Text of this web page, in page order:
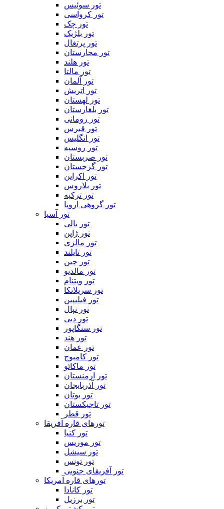
تور سوئیس
تور کرواسی
تور چک
تور بلژیک
تور پرتغال
تور مجارستان
تور هلند
تور مالتا
تور آلمان
تور اتریش
تور لهستان
تور بلغارستان
تور رومانی
تور قبرس
تور انگلیس
تور روسیه
تور صربستان
تور گرجستان
تور اکراین
تور بلاروس
تور ترکیه
تور گروهی اروپا
تور آسیا
تور بالی
تور ژاپن
تور مالزی
تور تایلند
تور چین
تور مالدیو
تور ویتنام
تور سریلانکا
تور فیلیپین
تور نپال
تور دبی
تور سنگاپور
تور هند
تور عمان
تور کامبوج
تور ماکائو
تور ارمنستان
تور آذربایجان
تور بوتان
تور تاجیکستان
تور قطر
تورهای قاره آفریقا
تور کنیا
تور موریس
تور سیشل
تور تونس
تور آفریقای جنوبی
تورهای قاره آمریکا
تور کانادا
تور برزیل